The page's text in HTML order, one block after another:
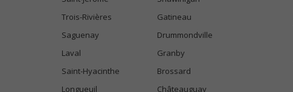
Trois-Rivières
Gatineau
Saguenay
Drummondville
Laval
Granby
Saint-Hyacinthe
Brossard
Longueuil
Châteauguay